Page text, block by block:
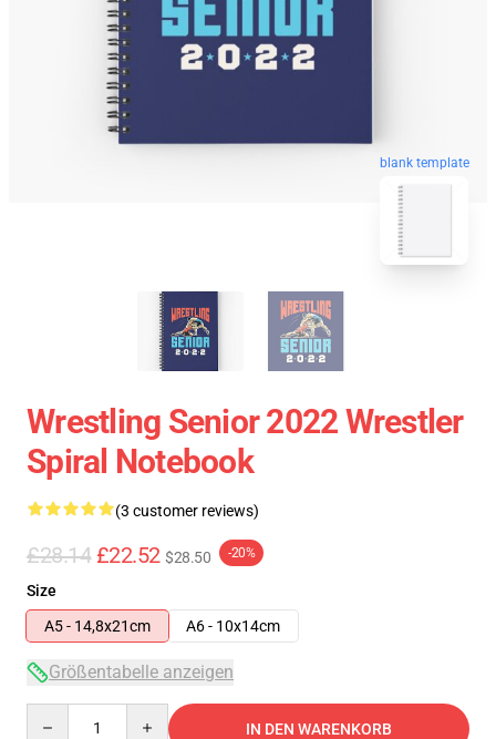
blank template
Wrestling Senior 2022 Wrestler
Spiral Notebook
(3 customer reviews)
£28.14 £22.52 $28.50 -20%
Size
A5 - 14,8x21cm
A6 - 10x14cm
Größentabelle anzeigen
IN DEN WARENKORB